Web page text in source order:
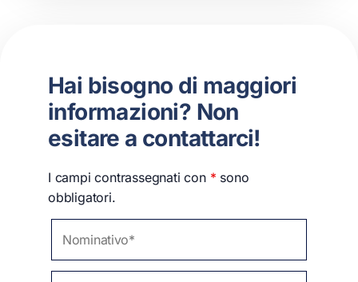
Hai bisogno di maggiori
informazioni? Non
esitare a contattarci!
I campi contrassegnati con * sono
obbligatori.